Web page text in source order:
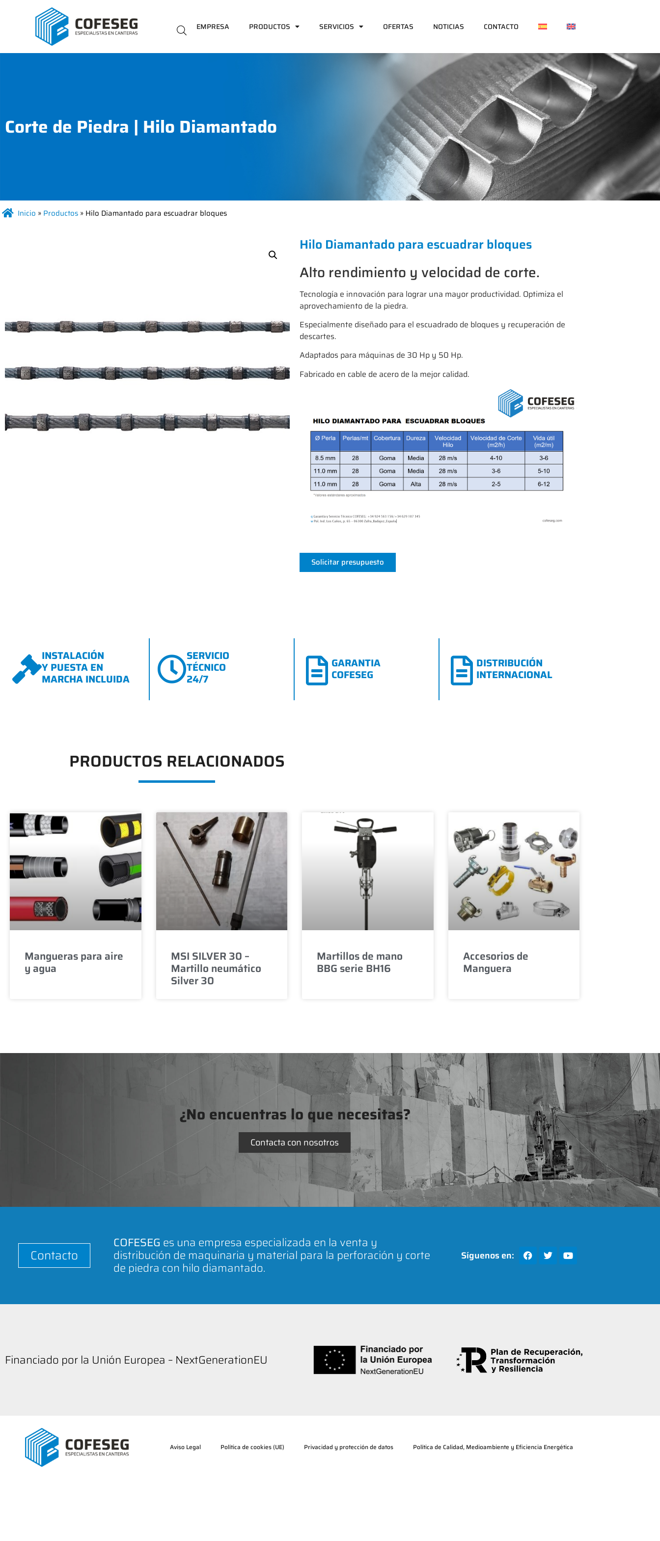
EMPRESA PRODUCTOS SERVICIOS OFERTAS NOTICIAS CONTACTO
Corte de Piedra | Hilo Diamantado
Inicio » Productos » Hilo Diamantado para escuadrar bloques
Hilo Diamantado para escuadrar bloques
Alto rendimiento y velocidad de corte.
Tecnología e innovación para lograr una mayor productividad. Optimiza el
aprovechamiento de la piedra.
Especialmente diseñado para el escuadrado de bloques y recuperación de
descartes.
Adaptados para máquinas de 30 Hp y 50 Hp.
Fabricado en cable de acero de la mejor calidad.
Solicitar presupuesto
INSTALACIÓN
Y PUESTA EN
MARCHA INCLUIDA
SERVICIO
TÉCNICO
24/7
GARANTIA
COFESEG
DISTRIBUCIÓN
INTERNACIONAL
PRODUCTOS RELACIONADOS
Mangueras para aire
y agua
MSI SILVER 30 –
Martillo neumático
Silver 30
Martillos de mano
BBG serie BH16
Accesorios de
Manguera
¿No encuentras lo que necesitas?
Contacta con nosotros
Contacto
COFESEG es una empresa especializada en la venta y
distribución de maquinaria y material para la perforación y corte
de piedra con hilo diamantado.
Síguenos en:
Financiado por la Unión Europea – NextGenerationEU
Aviso Legal Política de cookies (UE) Privacidad y protección de datos Política de Calidad, Medioambiente y Eficiencia Energética